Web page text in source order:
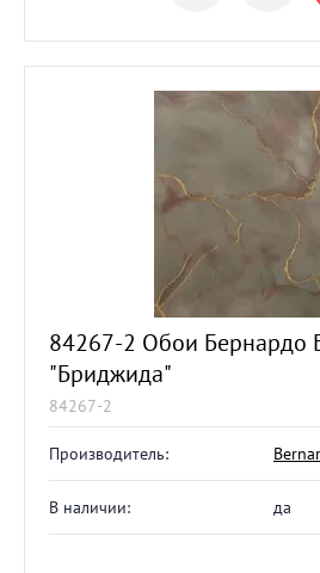
84267-2 Обои Бернардо
"Бриджида"
84267-2
Производитель:
В наличии: да